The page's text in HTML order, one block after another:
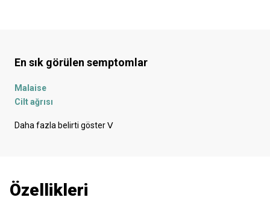
En sık görülen semptomlar
Malaise
Cilt ağrısı
Yara izleri
Saç dökülmesi - aşırı saç dökülmesi
Mide bulantısı
Daha fazla belirti gösterᐯ
Özellikleri